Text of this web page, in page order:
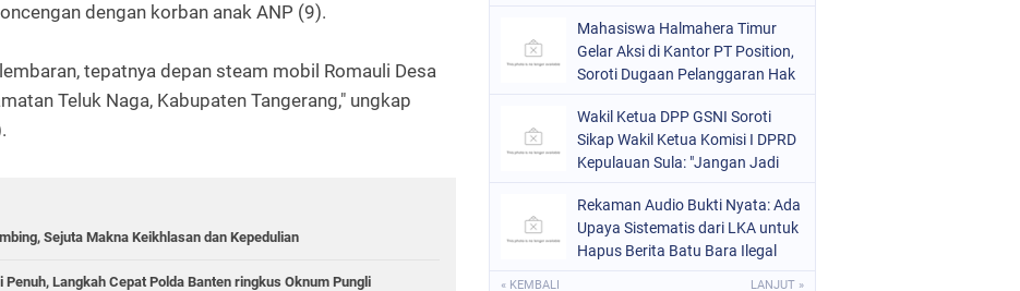
dengan korban anak ANP (9).
tepatnya depan steam mobil Romauli Desa
Teluk Naga, Kabupaten Tangerang," ungkap
Sejuta Makna Keikhlasan dan Kepedulian
Langkah Cepat Polda Banten ringkus Oknum Pungli
Mahasiswa Halmahera Timur
Gelar Aksi di Kantor PT Position,
Soroti Dugaan Pelanggaran Hak
Wakil Ketua DPP GSNI Soroti
Sikap Wakil Ketua Komisi I DPRD
Kepulauan Sula: "Jangan Jadi
Rekaman Audio Bukti Nyata: Ada
Upaya Sistematis dari LKA untuk
Hapus Berita Batu Bara Ilegal
« KEMBALI LANJUT »